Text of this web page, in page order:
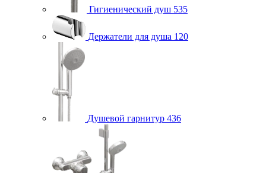
Гигиенический душ 535
Держатели для душа 120
Душевой гарнитур 436